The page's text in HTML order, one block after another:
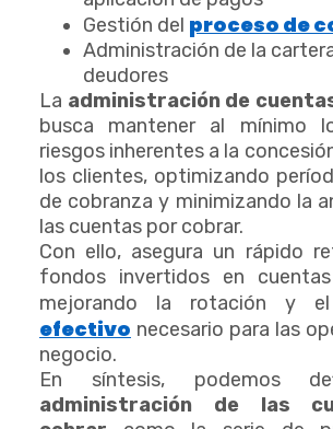
Gestión del proceso de
Administración de la
deudores
La administración de
busca mantener al mínimo
riesgos inherentes a la
los clientes, optimizando
de cobranza y minimizando la
las cuentas por cobrar.
Con ello, asegura un rápido
fondos invertidos en
mejorando la rotación y
efectivo necesario para las
negocio.
En síntesis, podemos
administración de las